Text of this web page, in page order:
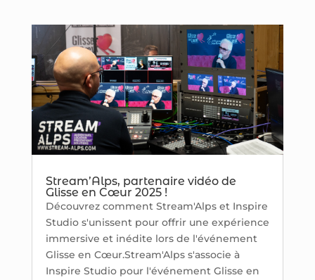
Stream’Alps, partenaire vidéo de
Glisse en Cœur 2025 !
Découvrez comment Stream'Alps et Inspire
Studio s'unissent pour offrir une expérience
immersive et inédite lors de l'événement
Glisse en Cœur.Stream'Alps s'associe à
Inspire Studio pour l'événement Glisse en